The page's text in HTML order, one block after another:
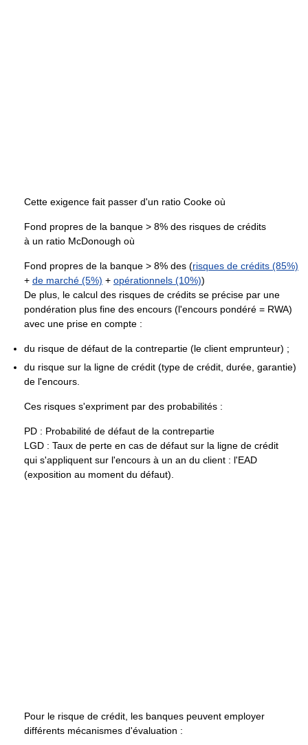
Cette exigence fait passer d'un ratio Cooke où
Fond propres de la banque > 8% des risques de crédits
à un ratio McDonough où
Fond propres de la banque > 8% des (risques de crédits (85%)
+ de marché (5%) + opérationnels (10%))
De plus, le calcul des risques de crédits se précise par une
pondération plus fine des encours (l'encours pondéré = RWA)
avec une prise en compte :
du risque de défaut de la contrepartie (le client emprunteur) ;
du risque sur la ligne de crédit (type de crédit, durée, garantie)
de l'encours.
Ces risques s'expriment par des probabilités :
PD : Probabilité de défaut de la contrepartie
LGD : Taux de perte en cas de défaut sur la ligne de crédit
qui s'appliquent sur l'encours à un an du client : l'EAD
(exposition au moment du défaut).
Pour le risque de crédit, les banques peuvent employer
différents mécanismes d'évaluation :